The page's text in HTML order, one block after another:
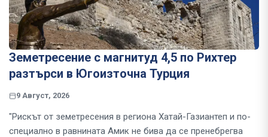
Земетресение с магнитуд 4,5 по Рихтер
разтърси в Югоизточна Турция
9 Август, 2026
"Рискът от земетресения в региона Хатай-Газиантеп и по-
специално в равнината Амик не бива да се пренебрегва